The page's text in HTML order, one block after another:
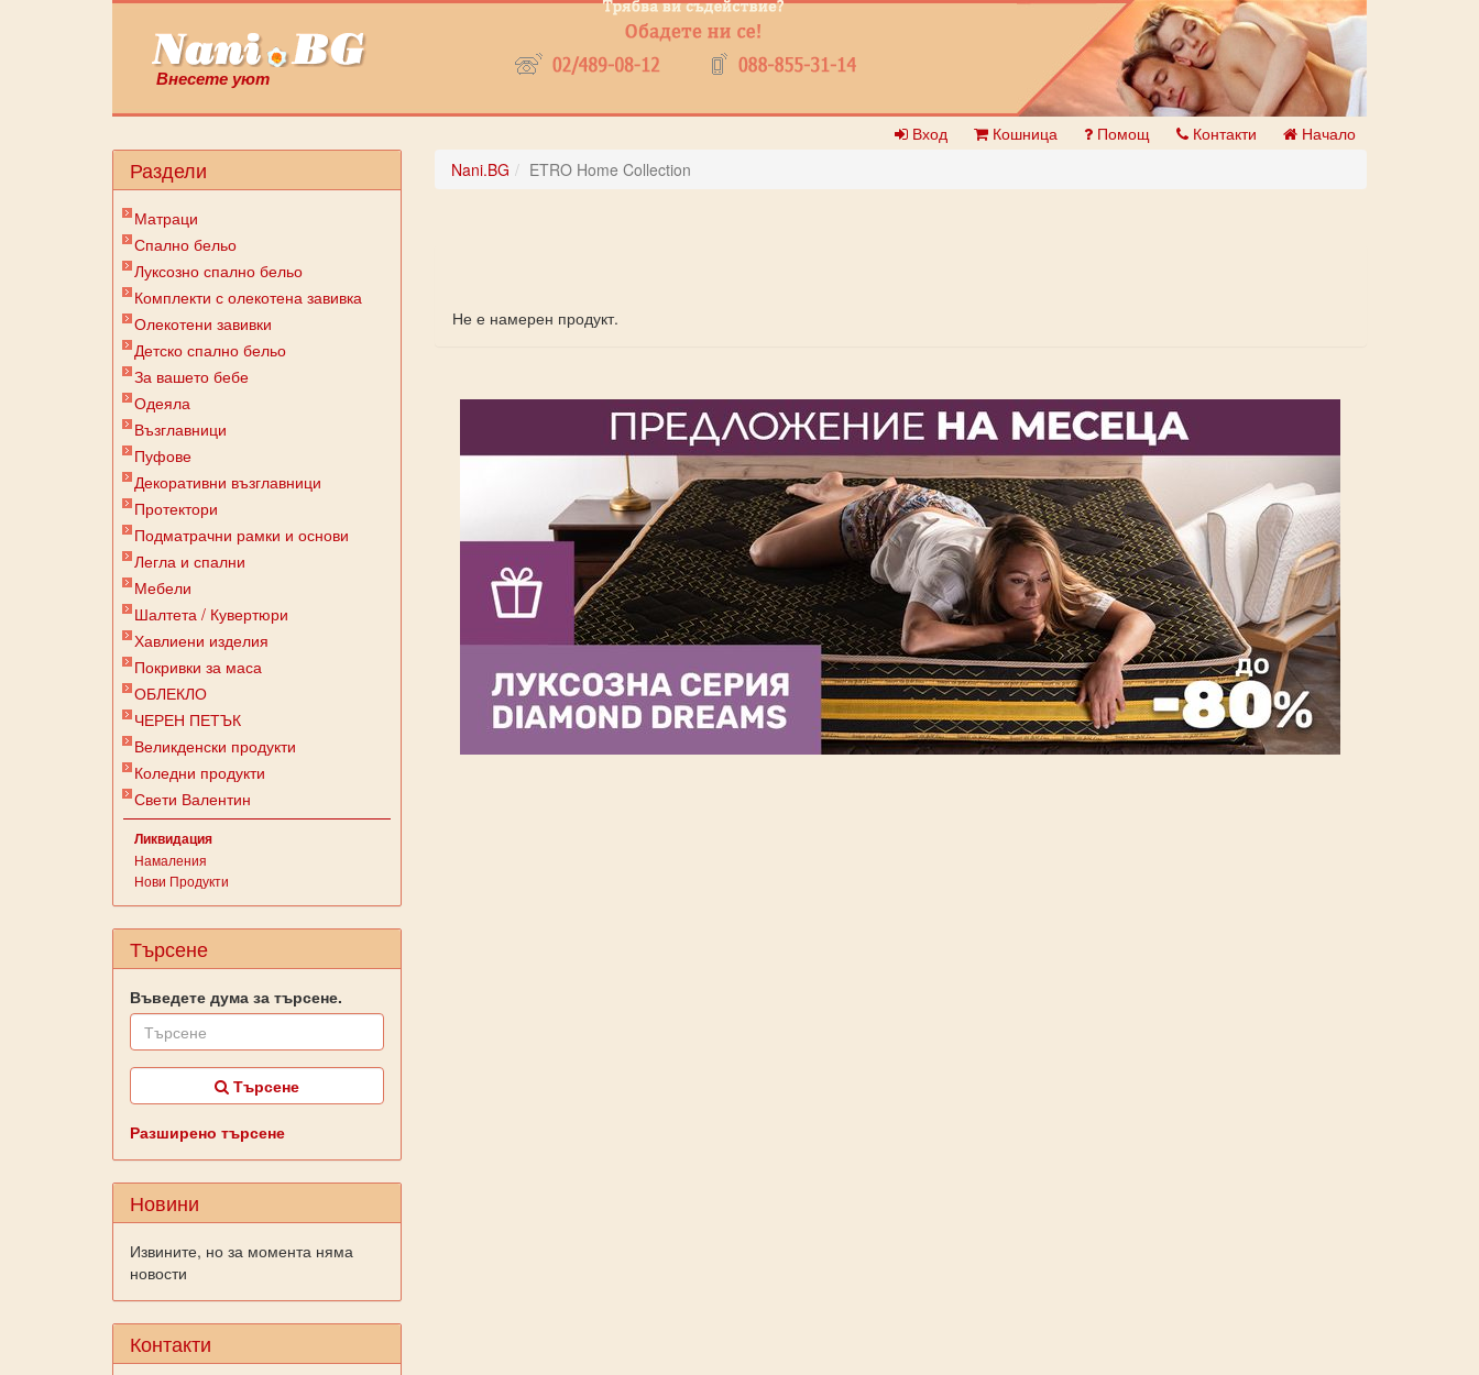
Внесете уют
Вход Кошница Помощ Контакти Начало
Раздели
Матраци
Спално бельо
Луксозно спално бельо
Комплекти с олекотена завивка
Олекотени завивки
Детско спално бельо
За вашето бебе
Одеяла
Възглавници
Пуфове
Декоративни възглавници
Протектори
Подматрачни рамки и основи
Легла и спални
Мебели
Шалтета / Кувертюри
Хавлиени изделия
Покривки за маса
ОБЛЕКЛО
ЧЕРЕН ПЕТЪК
Великденски продукти
Коледни продукти
Свети Валентин
Ликвидация
Намаления
Нови Продукти
Търсене
Въведете дума за търсене.
Търсене
Разширено търсене
Новини
Извините, но за момента няма
новости
Контакти
Nani.BG ETRO Home Collection
Не е намерен продукт.